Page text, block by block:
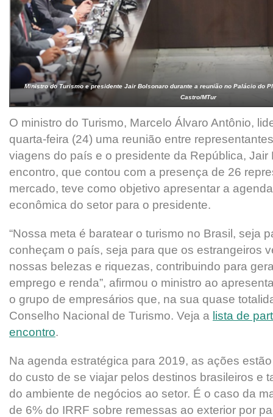
Ministro do Turismo e presidente Jair Bolsonaro durante a reunião no Palácio do
Castro/MTur
O ministro do Turismo, Marcelo Álvaro Antônio,
quarta-feira (24) uma reunião entre
viagens do país e o presidente da República, Jair
encontro, que contou com a presença de 26
mercado, teve como objetivo apresentar a
econômica do setor para o presidente.
“Nossa meta é baratear o turismo no Brasil, seja
conheçam o país, seja para que os estrangeiros
nossas belezas e riquezas, contribuindo para
emprego e renda”, afirmou o ministro ao
o grupo de empresários que, na sua quase
Conselho Nacional de Turismo. Veja a lista de
encontro.
Na agenda estratégica para 2019, as ações
do custo de se viajar pelos destinos brasileiros e
do ambiente de negócios ao setor. É o caso da
de 6% do IRRF sobre remessas ao exterior por